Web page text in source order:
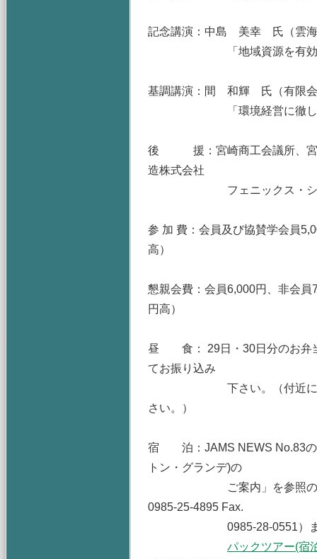
記念講演：中島 美幸 氏（雲海
「地域資源を有効活用
基調講演：間 和輝 氏（有限会
「環境経営に徹した
後 援：宮崎商工会議所、宮崎
造株式会社
フェニックス・シーガ
参 加 費：会員及び協賛学会員
高）
懇親会費：会員6,000円、非会
円高）
昼 食： 29日・30日分のお弁
てお振り込み
下さい。（付近に飲食店
さい。）
宿 泊：JAMS NEWS No.83の
トン・グランデ)の
ご案内」を参照の上、近
0985-25-4895 Fax.
0985-28-0551）までお
パックツアー(宿